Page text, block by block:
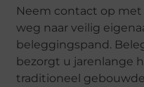
Neem contact op
weg naar veilig
beleggingspand.
bezorgt u jarenlange
traditioneel